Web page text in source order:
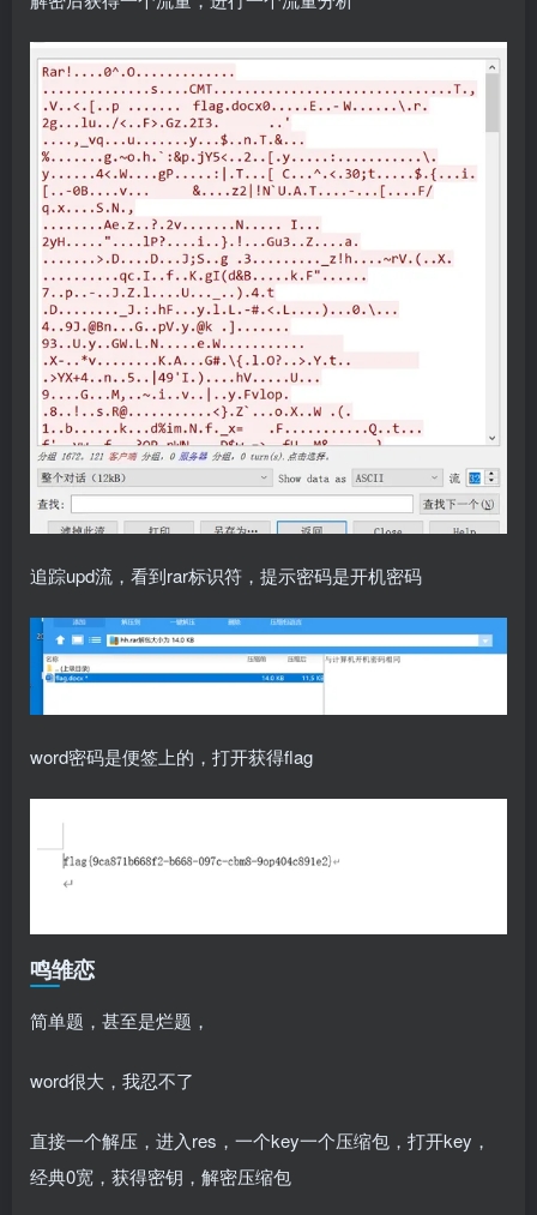
追踪upd流，看到rar标识符，提示密码是开机密码
word密码是便签上的，打开获得flag
鸣雏恋
简单题，甚至是烂题，
word很大，我忍不了
直接一个解压，进入res，一个key一个压缩包，打开key，
经典0宽，获得密钥，解密压缩包